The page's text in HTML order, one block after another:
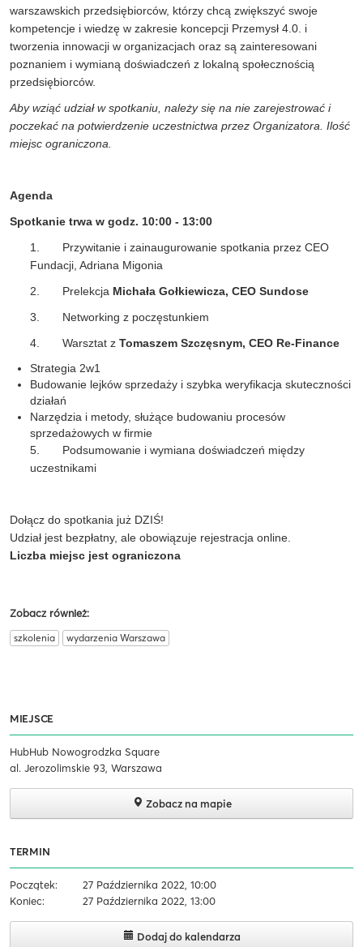
warszawskich przedsiębiorców, którzy chcą zwiększyć swoje
kompetencje i wiedzę w zakresie koncepcji Przemysł 4.0. i
tworzenia innowacji w organizacjach oraz są zainteresowani
poznaniem i wymianą doświadczeń z lokalną społecznością
przedsiębiorców.
Aby wziąć udział w spotkaniu, należy się na nie zarejestrować i
poczekać na potwierdzenie uczestnictwa przez Organizatora. Ilość
miejsc ograniczona.
Agenda
Spotkanie trwa w godz. 10:00 - 13:00
1. Przywitanie i zainaugurowanie spotkania przez CEO
Fundacji, Adriana Migonia
2. Prelekcja Michała Gołkiewicza, CEO Sundose
3. Networking z poczęstunkiem
4. Warsztat z Tomaszem Szczęsnym, CEO Re-Finance
Strategia 2w1
Budowanie lejków sprzedaży i szybka weryfikacja skuteczności
działań
Narzędzia i metody, służące budowaniu procesów
sprzedażowych w firmie
5. Podsumowanie i wymiana doświadczeń między
uczestnikami
Dołącz do spotkania już DZIŚ!
Udział jest bezpłatny, ale obowiązuje rejestracja online.
Liczba miejsc jest ograniczona
Zobacz również:
szkolenia wydarzenia Warszawa
MIEJSCE
HubHub Nowogrodzka Square
al. Jerozolimskie 93, Warszawa
Zobacz na mapie
TERMIN
Początek:
27 Października 2022, 10:00
Koniec:
27 Października 2022, 13:00
Dodaj do kalendarza